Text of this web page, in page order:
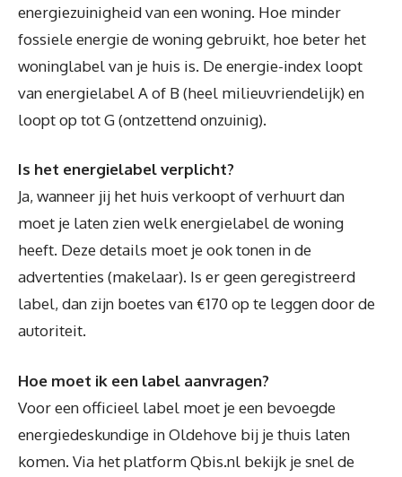
energiezuinigheid van een woning. Hoe minder
fossiele energie de woning gebruikt, hoe beter het
woninglabel van je huis is. De energie-index loopt
van energielabel A of B (heel milieuvriendelijk) en
loopt op tot G (ontzettend onzuinig).
Is het energielabel verplicht?
Ja, wanneer jij het huis verkoopt of verhuurt dan
moet je laten zien welk energielabel de woning
heeft. Deze details moet je ook tonen in de
advertenties (makelaar). Is er geen geregistreerd
label, dan zijn boetes van €170 op te leggen door de
autoriteit.
Hoe moet ik een label aanvragen?
Voor een officieel label moet je een bevoegde
energiedeskundige in Oldehove bij je thuis laten
komen. Via het platform Qbis.nl bekijk je snel de